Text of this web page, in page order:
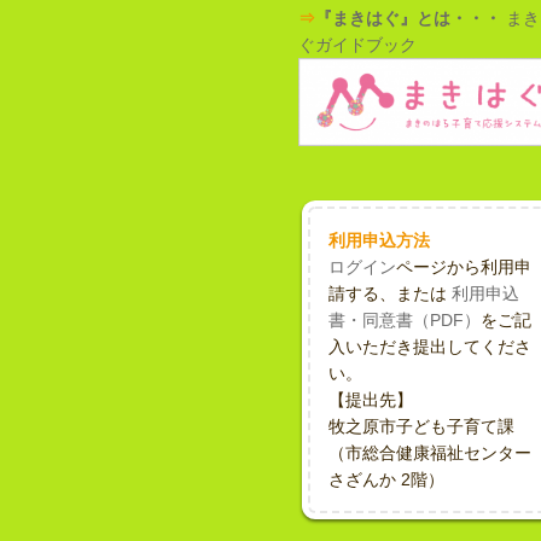
⇒ 『まきはぐ』とは・・・
ま
ぐガイドブック
利用申込方法
ログインページから利用申
請する、または 利用申込
書・同意書（PDF） をご記
入いただき提出してくださ
い。
【提出先】
牧之原市子ども子育て課
（市総合健康福祉センター
さざんか 2階）